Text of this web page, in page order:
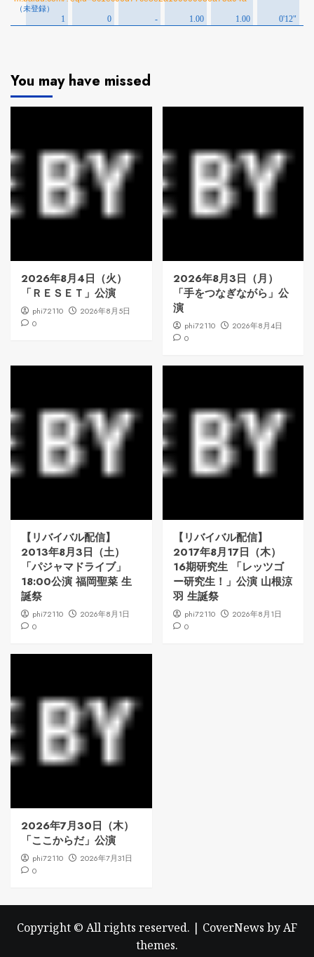
You may have missed
2026年8月4日（火）
「ＲＥＳＥＴ」公演
phi72110
2026年8月5日
0
2026年8月3日（月）
「手をつなぎながら」公
演
phi72110
2026年8月4日
0
【リバイバル配信】
2013年8月3日（土）
「パジャマドライブ」
18:00公演 福岡聖菜 生
誕祭
phi72110
2026年8月1日
0
【リバイバル配信】
2017年8月17日（木）
16期研究生 「レッツゴ
ー研究生！」公演 山根涼
羽 生誕祭
phi72110
2026年8月1日
0
2026年7月30日（木）
「ここからだ」公演
phi72110
2026年7月31日
0
Copyright © All rights reserved. | CoverNews by AF
themes.